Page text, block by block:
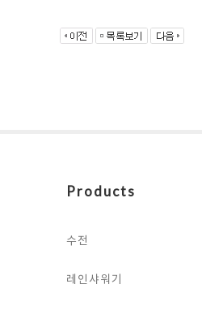
Products
수전
레인샤워기